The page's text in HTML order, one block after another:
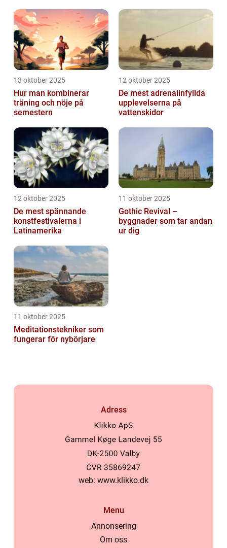
13 oktober 2025
Hur man kombinerar
träning och nöje på
semestern
12 oktober 2025
De mest adrenalinfyllda
upplevelserna på
vattenskidor
12 oktober 2025
De mest spännande
konstfestivalerna i
Latinamerika
11 oktober 2025
Gothic Revival –
byggnader som tar andan
ur dig
11 oktober 2025
Meditationstekniker som
fungerar för nybörjare
Adress
web: www.klikko.dk
Menu
Annonsering
Om oss